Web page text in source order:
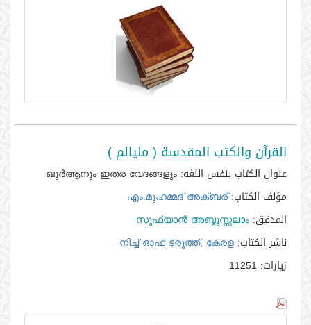
القرآن والكتب المقدسة ( مليالم )
عنوان الكتاب بنفس اللغه:
مؤلف الكتاب: എം.മുഹമ്മദ്‌ അക്‌ബര്‍
المدقق: സുഫ്‌യാന്‍ അബ്ദുസ്സലാം
ناشر الكتاب: നിച്ച്‌ ഓഫ്‌ ട്രൂത്ത്‌, കേരള
زيارات: